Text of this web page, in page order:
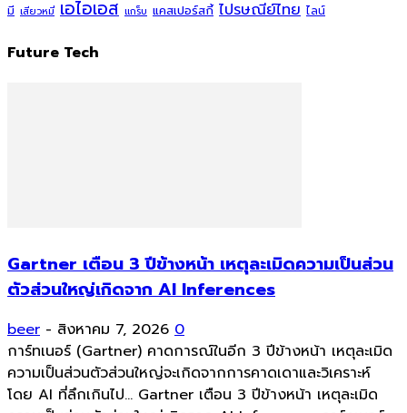
มี เสียวหมี่ เอไอเอส แกร็บ แคสเปอร์สกี้ ไปรษณีย์ไทย ไลน์
Future Tech
Gartner เตือน 3 ปีข้างหน้า เหตุละเมิดความเป็นส่วน
ตัวส่วนใหญ่เกิดจาก AI Inferences
beer - สิงหาคม 7, 2026 0
การ์ทเนอร์ (Gartner) คาดการณ์ในอีก 3 ปีข้างหน้า เหตุละเมิด
ความเป็นส่วนตัวส่วนใหญ่จะเกิดจากการคาดเดาและวิเคราะห์
โดย AI ที่ลึกเกินไป... Gartner เตือน 3 ปีข้างหน้า เหตุละเมิด